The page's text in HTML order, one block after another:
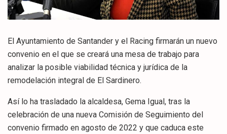
El Ayuntamiento de Santander y el Racing firmarán un nuevo
convenio en el que se creará una mesa de trabajo para
analizar la posible viabilidad técnica y jurídica de la
remodelación integral de El Sardinero.
Así lo ha trasladado la alcaldesa, Gema Igual, tras la
celebración de una nueva Comisión de Seguimiento del
convenio firmado en agosto de 2022 y que caduca este